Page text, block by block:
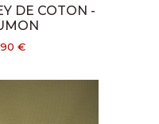
DE COTON -
€